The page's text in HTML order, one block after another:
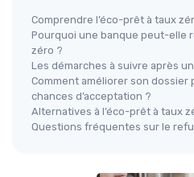
Comprendre l’éco-prêt à taux
Pourquoi une banque peut-elle
zéro ?
Les démarches à suivre après
Comment améliorer son dossier
chances d’acceptation ?
Alternatives à l’éco-prêt à taux
Questions fréquentes sur le